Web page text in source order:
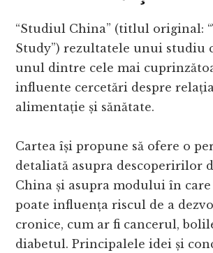
“Studiul China” (titlul original:
Study”) rezultatele unui studiu
unul dintre cele mai
influente cercetări despre
alimentație și sănătate.
Cartea își propune să ofere o
detaliată asupra descoperirilor
China și asupra modului în
poate influența riscul de a
cronice, cum ar fi cancerul,
diabetul. Principalele idei și